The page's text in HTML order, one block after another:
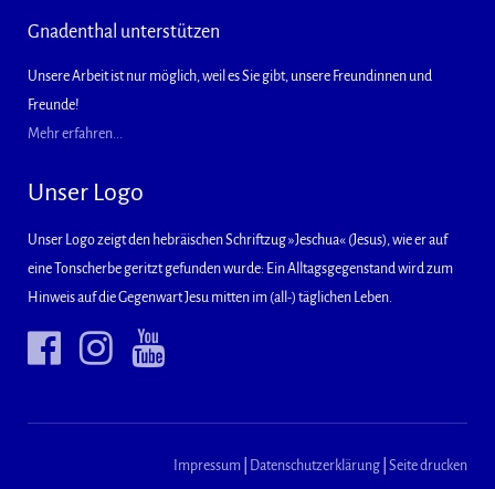
Gnadenthal unterstützen
Unsere Arbeit ist nur möglich, weil es Sie gibt, unsere Freundinnen und
Freunde!
Mehr erfahren...
Unser Logo
Unser Logo zeigt den hebräischen Schriftzug »Jeschua« (Jesus), wie er auf
eine Tonscherbe geritzt gefunden wurde: Ein Alltagsgegenstand wird zum
Hinweis auf die Gegenwart Jesu mitten im (all-) täglichen Leben.
Impressum Datenschutzerklärung Seite drucken